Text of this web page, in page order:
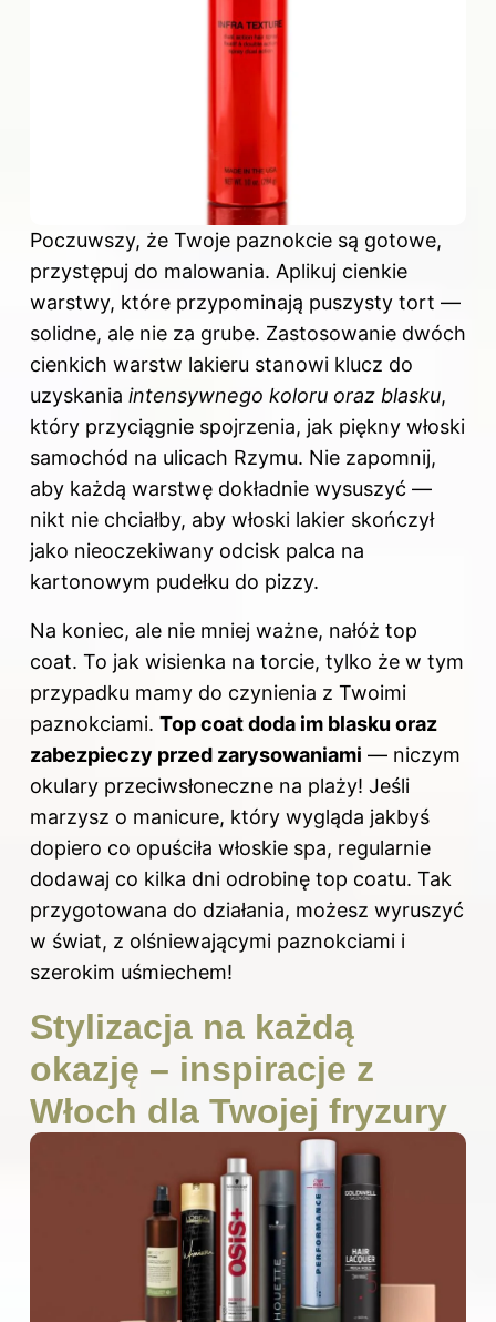
Poczuwszy, że Twoje paznokcie są gotowe,
przystępuj do malowania. Aplikuj cienkie
warstwy, które przypominają puszysty tort —
solidne, ale nie za grube. Zastosowanie dwóch
cienkich warstw lakieru stanowi klucz do
uzyskania intensywnego koloru oraz blasku,
który przyciągnie spojrzenia, jak piękny włoski
samochód na ulicach Rzymu. Nie zapomnij,
aby każdą warstwę dokładnie wysuszyć —
nikt nie chciałby, aby włoski lakier skończył
jako nieoczekiwany odcisk palca na
kartonowym pudełku do pizzy.
Na koniec, ale nie mniej ważne, nałóż top
coat. To jak wisienka na torcie, tylko że w tym
przypadku mamy do czynienia z Twoimi
paznokciami. Top coat doda im blasku oraz
zabezpieczy przed zarysowaniami — niczym
okulary przeciwsłoneczne na plaży! Jeśli
marzysz o manicure, który wygląda jakbyś
dopiero co opuściła włoskie spa, regularnie
dodawaj co kilka dni odrobinę top coatu. Tak
przygotowana do działania, możesz wyruszyć
w świat, z olśniewającymi paznokciami i
szerokim uśmiechem!
Stylizacja na każdą
okazję – inspiracje z
Włoch dla Twojej fryzury